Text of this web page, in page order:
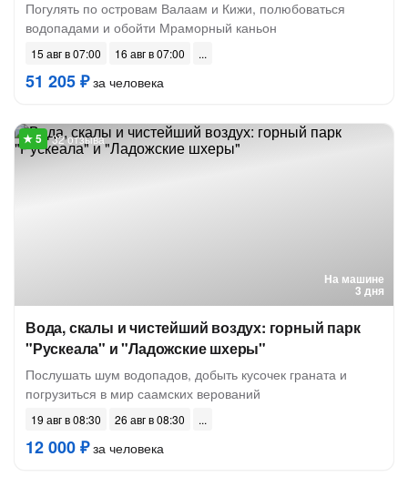
Погулять по островам Валаам и Кижи, полюбоваться
водопадами и обойти Мраморный каньон
15 авг в 07:00 16 авг в 07:00
51 205 ₽за человека
На машине
3 дня
32 отзыва
Вода, скалы и чистейший воздух: горный парк
"Рускеала" и "Ладожские шхеры"
Послушать шум водопадов, добыть кусочек граната и
погрузиться в мир саамских верований
19 авг в 08:30 26 авг в 08:30
12 000 ₽за человека